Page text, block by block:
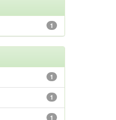
1
1
1
1